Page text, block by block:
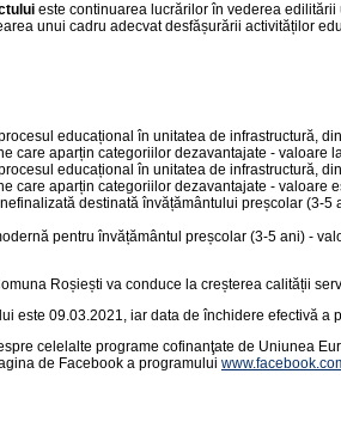
este continuarea lucrărilor în vederea
unui cadru adecvat desfășurării activităților
educațional în unitatea de infrastructură,
care aparțin categoriilor dezavantajate - valoare
educațional în unitatea de infrastructură,
care aparțin categoriilor dezavantajate - valoare
destinată învățământului preșcolar (3-
pentru învățământul preșcolar (3-5 ani) -
Roșiești va conduce la creșterea calității
este 09.03.2021, iar data de închidere efectivă a
celelalte programe cofinanţate de Uniunea
de Facebook a programului